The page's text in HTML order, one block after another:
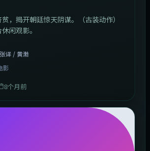
，揭开朝廷惊天阴谋。（古装动作）
闲观影。
译 / 黄渤
影
8个月前